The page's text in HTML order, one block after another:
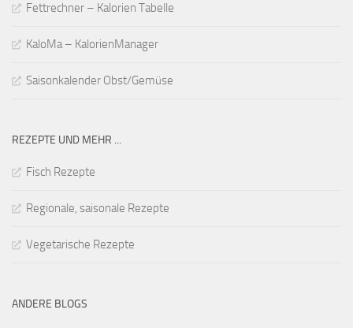
Fettrechner – Kalorien Tabelle
KaloMa – KalorienManager
Saisonkalender Obst/Gemüse
REZEPTE UND MEHR ...
Fisch Rezepte
Regionale, saisonale Rezepte
Vegetarische Rezepte
ANDERE BLOGS